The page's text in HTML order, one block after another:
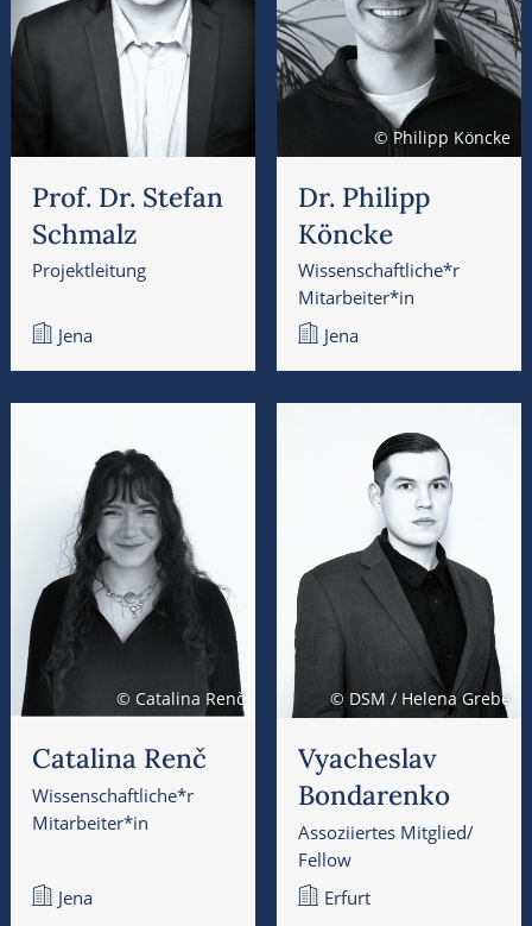
Prof. Dr. Stefan
Schmalz
Projektleitung
Jena
© Philipp Köncke
Dr. Philipp
Köncke
Wissenschaftliche*r
Mitarbeiter*in
Jena
© Catalina Renč
Catalina Renč
Wissenschaftliche*r
Mitarbeiter*in
Jena
© DSM / Helena Grebe
Vyacheslav
Bondarenko
Assoziiertes Mitglied/
Fellow
Erfurt